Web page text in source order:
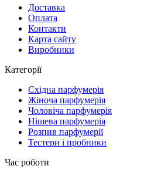
Доставка
Оплата
Контакти
Карта сайту
Виробники
Категорії
Східна парфумерія
Жіноча парфумерія
Чоловіча парфумерія
Нішева парфумерія
Розпив парфумерії
Тестери і пробники
Час роботи